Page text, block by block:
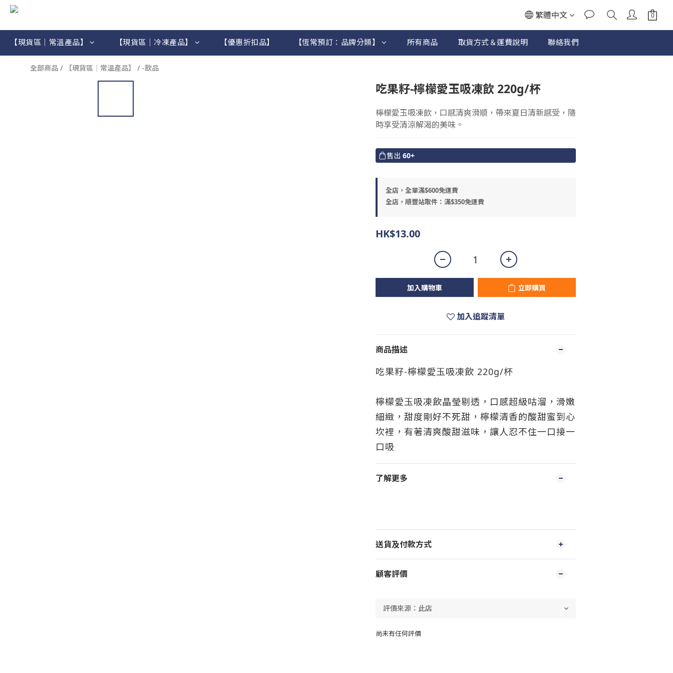
繁體中文
【現貨區｜常溫產品】 【現貨區｜冷凍產品】 【優惠折扣品】 【恆常預訂：品牌分類】 所有商品 取貨方式＆運費說明 聯絡我們
全部商品 / 【現貨區｜常溫產品】 / -飲品
吃果籽-檸檬愛玉吸凍飲 220g/杯
檸檬愛玉吸凍飲，口感清爽滑順，帶來夏日清新感受，隨
時享受清涼解渴的美味。
售出 60+
全店，全單滿$600免運費
全店，順豐站取件：滿$350免運費
HK$13.00
加入購物車 立即購買
加入追蹤清單
商品描述
吃果籽-檸檬愛玉吸凍飲 220g/杯
檸檬愛玉吸凍飲晶瑩剔透，口感超級咕溜，滑嫩
細緻，甜度剛好不死甜，檸檬清香的酸甜蜜到心
坎裡，有著清爽酸甜滋味，讓人忍不住一口接一
口吸
了解更多
送貨及付款方式
顧客評價
尚未有任何評價